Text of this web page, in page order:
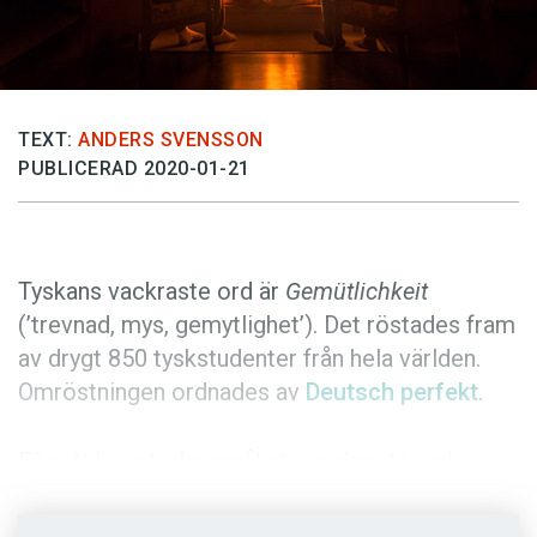
Anmäl till språkpolisen
Föreslå nyord
Annonsera
Prenumerera
TEXT: ANDERS SVENSSON
PUBLICERAD 2020-01-21
Tyskans vackraste ord är Gemütlichkeit
(’trevnad, mys, gemytlighet’). Det röstades fram
av drygt 850 tyskstudenter från hela världen.
Omröstningen ordnades av Deutsch perfekt.